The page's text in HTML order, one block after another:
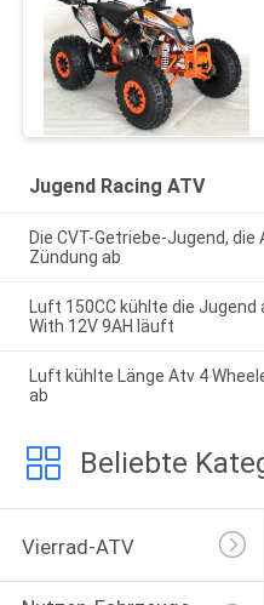
Jugend Racing ATV
Die CVT-Getriebe-Jugend,
Zündung ab
Luft 150CC kühlte die
With 12V 9AH läuft
Luft kühlte Länge Atv 4
ab
Beliebte
Vierrad-ATV